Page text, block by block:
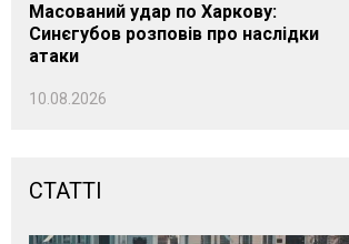
Масований удар по Харкову:
Синєгубов розповів про наслідки
атаки
10.08.2026
СТАТТІ